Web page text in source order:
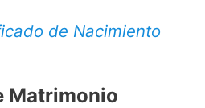
de Nacimiento
Matrimonio